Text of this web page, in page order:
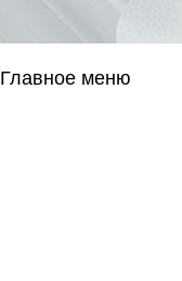
Главное меню